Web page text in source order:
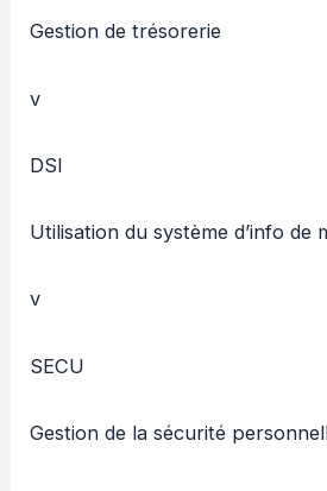
Gestion de trésorerie
v
DSI
Utilisation du système d’info de
v
SECU
Gestion de la sécurité